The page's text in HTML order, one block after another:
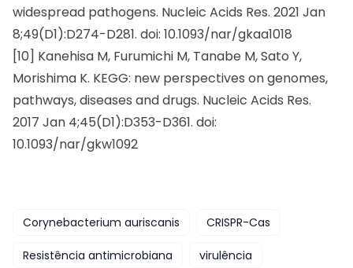
widespread pathogens. Nucleic Acids Res. 2021 Jan
8;49(D1):D274-D281. doi: 10.1093/nar/gkaa1018
[10] Kanehisa M, Furumichi M, Tanabe M, Sato Y,
Morishima K. KEGG: new perspectives on genomes,
pathways, diseases and drugs. Nucleic Acids Res.
2017 Jan 4;45(D1):D353-D361. doi:
10.1093/nar/gkw1092
Corynebacterium auriscanis CRISPR-Cas
Resistência antimicrobiana virulência